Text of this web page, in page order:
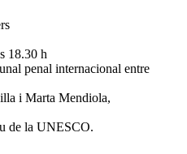
18.30 h
penal internacional entre
i Marta Mendiola,
de la UNESCO.